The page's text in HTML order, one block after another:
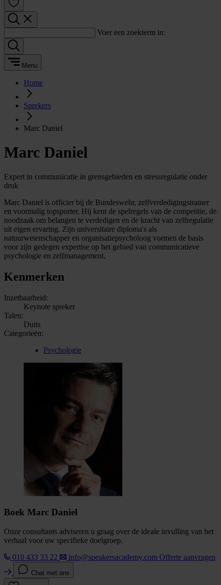
Voer een zoekterm in:
Menu
Home
Sprekers
Marc Daniel
Marc Daniel
Expert in communicatie in grensgebieden en stressregulatie onder
druk
Marc Daniel is officier bij de Bundeswehr, zelfverdedigingstrainer
en voormalig topsporter. Hij kent de spelregels van de competitie, de
noodzaak om belangen te verdedigen en de kracht van zelfregulatie
uit eigen ervaring. Zijn universitaire diploma's als
natuurwetenschapper en organisatiepsycholoog vormen de basis
voor zijn gedegen expertise op het gebied van communicatieve
psychologie en zelfmanagement.
Kenmerken
Inzetbaarheid:
Keynote spreker
Talen:
Duits
Categorieën:
Psychologie
Boek Marc Daniel
Onze consultants adviseren u graag over de ideale invulling van het
verhaal voor uw specifieke doelgroep.
010 433 33 22
info@speakersacademy.com Offerte aanvragen
Chat met ons